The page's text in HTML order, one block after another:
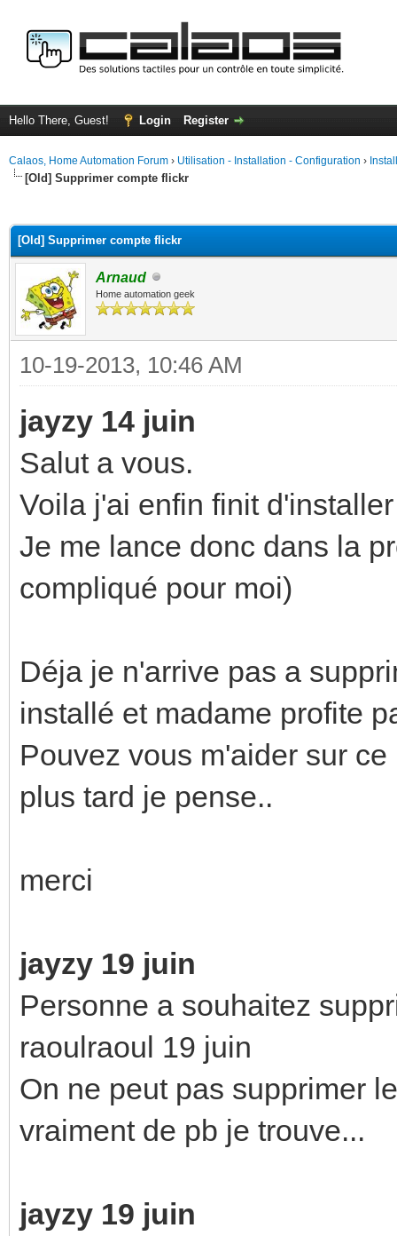
Hello There, Guest! Login Register
Calaos, Home Automation Forum › Utilisation - Installation - Configuration ›
[Old] Supprimer compte flickr
[Old] Supprimer compte flickr
Arnaud
Home automation geek
10-19-2013, 10:46 AM
jayzy 14 juin
Salut a vous.
Voila j'ai enfin finit
Je me lance donc dans la
compliqué pour moi)
Déja je n'arrive pas a
installé et madame profite
Pouvez vous m'aider sur
plus tard je pense..
merci
jayzy 19 juin
Personne a souhaitez
raoulraoul 19 juin
On ne peut pas supprimer
vraiment de pb je trouve...
jayzy 19 juin